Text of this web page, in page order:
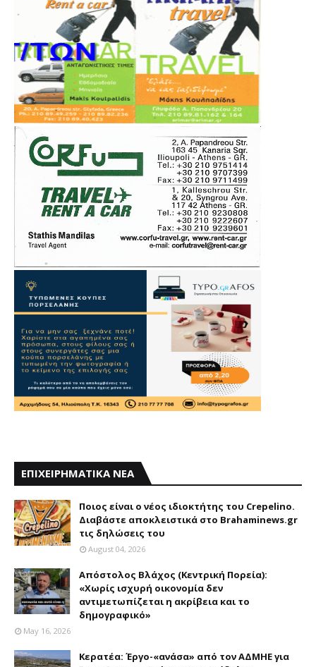
ΕΠΙΧΕΙΡΗΜΑΤΙΚΑ ΝΕΑ
Ποιος είναι ο νέος ιδιοκτήτης του Crepelino.
Διαβάστε αποκλειστικά στο Brahaminews.gr
τις δηλώσεις του
August 04, 2026
Απόστολος Βλάχος (Κεντρική Πορεία):
«Χωρίς ισχυρή οικονομία δεν
αντιμετωπίζεται η ακρίβεια και το
δημογραφικό»
May 16, 2026
Κερατέα: Έργο-«ανάσα» από τον ΑΔΜΗΕ για